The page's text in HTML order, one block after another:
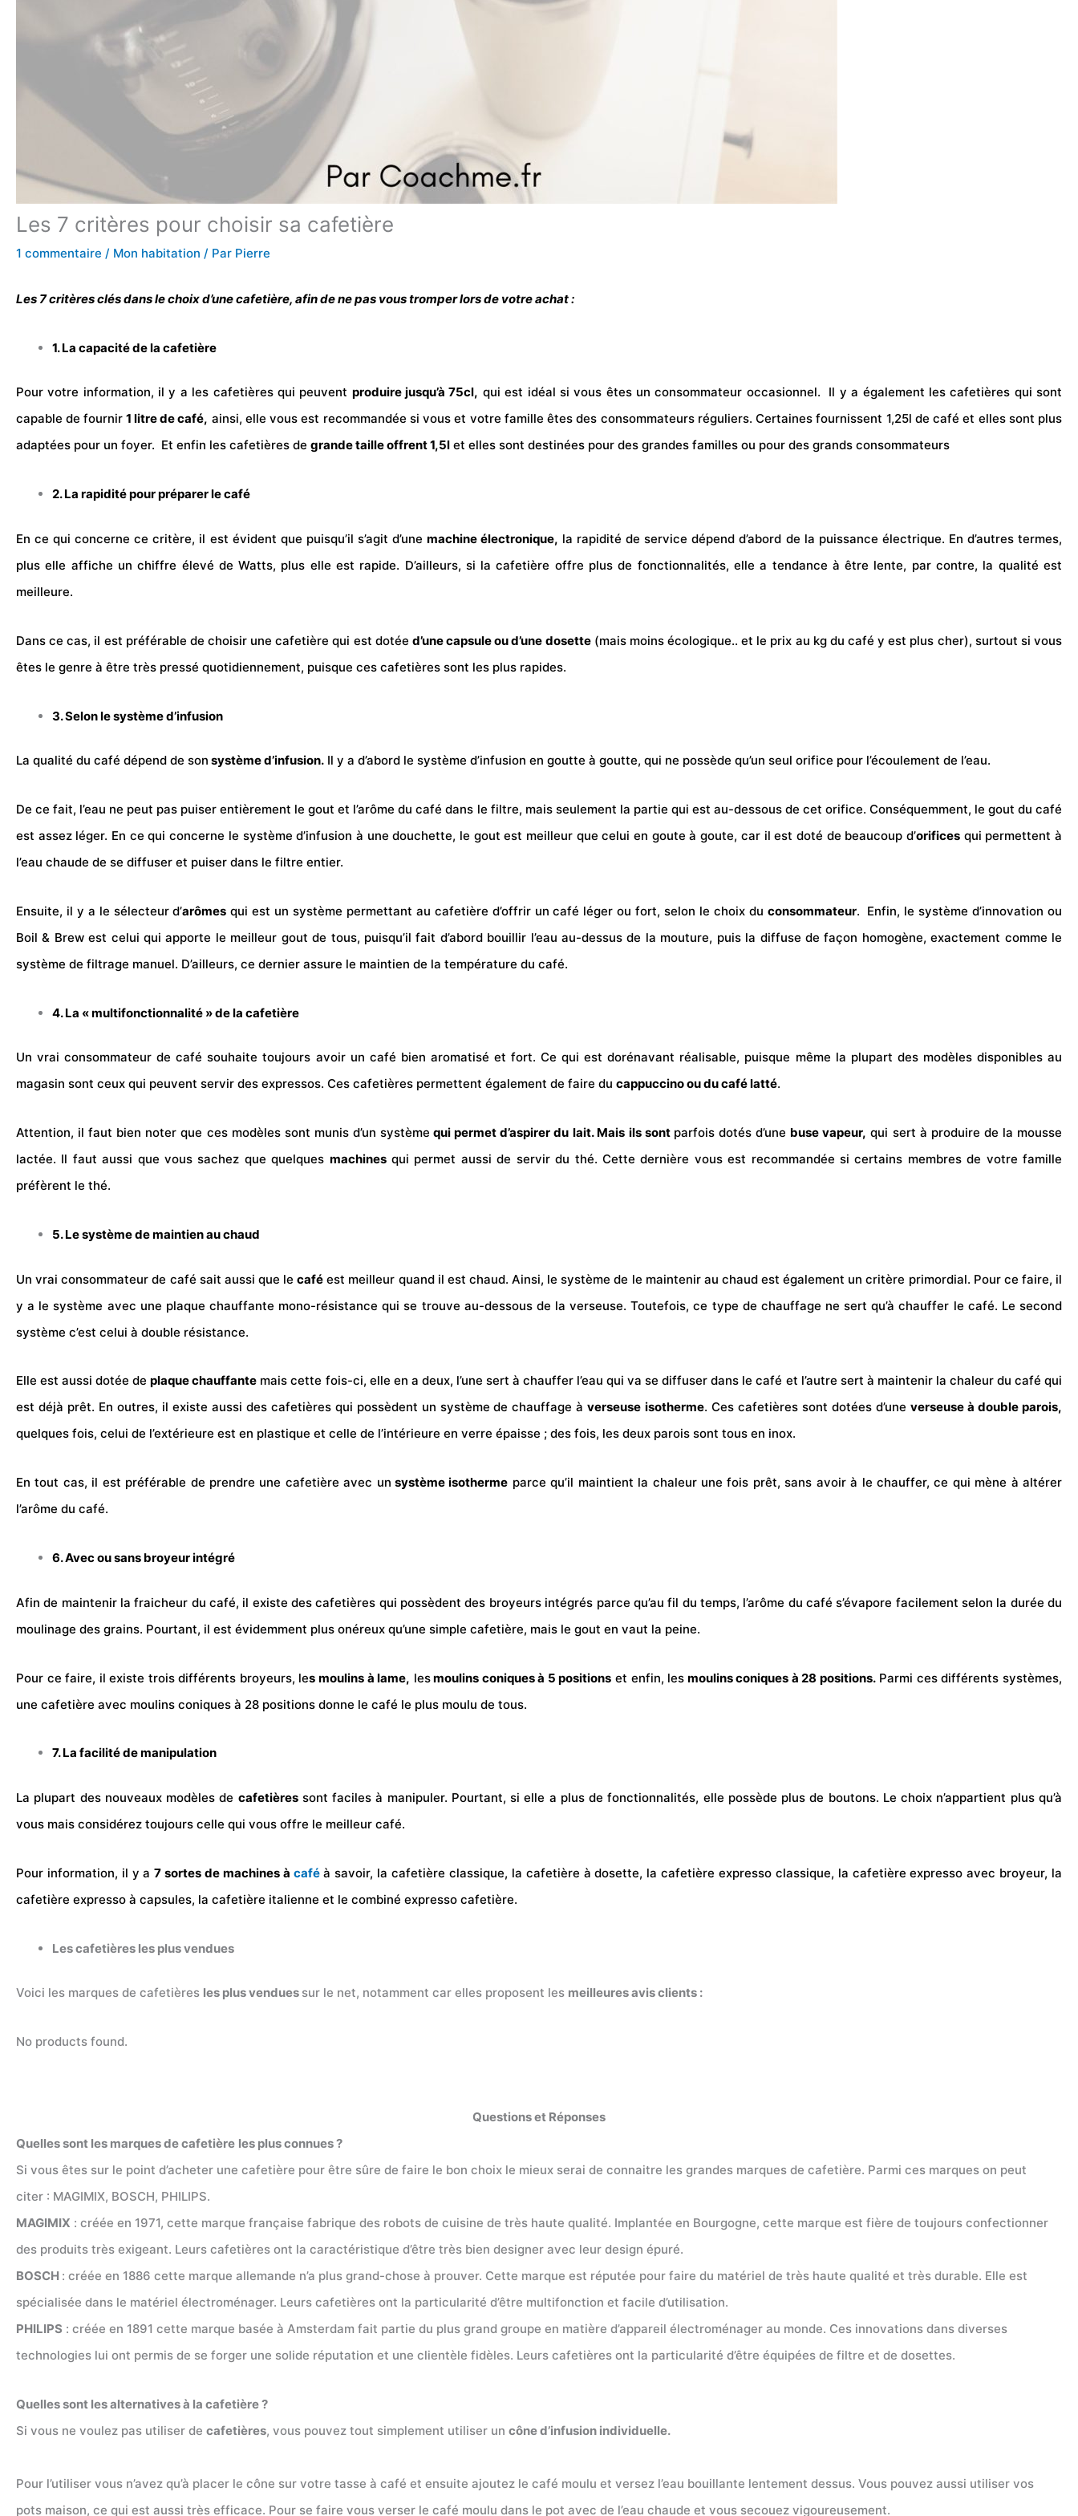
Les 7 critères pour choisir sa cafetière
1 commentaire / Mon habitation / Par Pierre
Les 7 critères clés dans le choix d’une cafetière, afin de ne pas vous tromper lors de votre achat :
1. La capacité de la cafetière
Pour votre information, il y a les cafetières qui peuvent produire jusqu’à 75cl, qui est idéal si vous êtes un consommateur occasionnel. Il y a également les cafetières qui sont
capable de fournir 1 litre de café, ainsi, elle vous est recommandée si vous et votre famille êtes des consommateurs réguliers. Certaines fournissent 1,25l de café et elles sont plus
adaptées pour un foyer. Et enfin les cafetières de grande taille offrent 1,5l et elles sont destinées pour des grandes familles ou pour des grands consommateurs
2. La rapidité pour préparer le café
En ce qui concerne ce critère, il est évident que puisqu’il s’agit d’une machine électronique, la rapidité de service dépend d’abord de la puissance électrique. En d’autres termes,
plus elle affiche un chiffre élevé de Watts, plus elle est rapide. D’ailleurs, si la cafetière offre plus de fonctionnalités, elle a tendance à être lente, par contre, la qualité est
meilleure.
Dans ce cas, il est préférable de choisir une cafetière qui est dotée d’une capsule ou d’une dosette(mais moins écologique.. et le prix au kg du café y est plus cher), surtout si vous
êtes le genre à être très pressé quotidiennement, puisque ces cafetières sont les plus rapides.
3. Selon le système d’infusion
La qualité du café dépend de son système d’infusion. Il y a d’abord le système d’infusion en goutte à goutte, qui ne possède qu’un seul orifice pour l’écoulement de l’eau.
De ce fait, l’eau ne peut pas puiser entièrement le gout et l’arôme du café dans le filtre, mais seulement la partie qui est au-dessous de cet orifice. Conséquemment, le gout du café
est assez léger. En ce qui concerne le système d’infusion à une douchette, le gout est meilleur que celui en goute à goute, car il est doté de beaucoup d’orificesqui permettent à
l’eau chaude de se diffuser et puiser dans le filtre entier.
Ensuite, il y a le sélecteur d’arômes qui est un système permettant au cafetière d’offrir un café léger ou fort, selon le choix du consommateur. Enfin, le système d’innovation ou
Boil & Brew est celui qui apporte le meilleur gout de tous, puisqu’il fait d’abord bouillir l’eau au-dessus de la mouture, puis la diffuse de façon homogène, exactement comme le
système de filtrage manuel. D’ailleurs, ce dernier assure le maintien de la température du café.
4. La « multifonctionnalité » de la cafetière
Un vrai consommateur de café souhaite toujours avoir un café bien aromatisé et fort. Ce qui est dorénavant réalisable, puisque même la plupart des modèles disponibles au
magasin sont ceux qui peuvent servir des expressos. Ces cafetières permettent également de faire du cappuccino ou du café latté.
Attention, il faut bien noter que ces modèles sont munis d’un système qui permet d’aspirer du lait. Mais ils sont parfois dotés d’une buse vapeur, qui sert à produire de la mousse
lactée. Il faut aussi que vous sachez que quelques machinesqui permet aussi de servir du thé. Cette dernière vous est recommandée si certains membres de votre famille
préfèrent le thé.
5. Le système de maintien au chaud
Un vrai consommateur de café sait aussi que lecafé est meilleur quand il est chaud. Ainsi, le système de le maintenir au chaud est également un critère primordial. Pour ce faire, il
y a le système avec une plaque chauffante mono-résistance qui se trouve au-dessous de la verseuse. Toutefois, ce type de chauffage ne sert qu’à chauffer le café. Le second
système c’est celui à double résistance.
Elle est aussi dotée deplaquechauffante mais cette fois-ci, elle en a deux, l’une sert à chauffer l’eau qui va se diffuser dans le café et l’autre sert à maintenir la chaleur du café qui
est déjà prêt. En outres, il existe aussi des cafetières qui possèdent un système de chauffage àverseuse isotherme. Ces cafetières sont dotées d’uneverseuse à double parois,
quelques fois, celui de l’extérieure est en plastique et celle de l’intérieure en verre épaisse ; des fois, les deux parois sont tous en inox.
En tout cas, il est préférable de prendre une cafetière avec un système isotherme parce qu’il maintient la chaleur une fois prêt, sans avoir à le chauffer, ce qui mène à altérer
l’arôme du café.
6. Avec ou sans broyeur intégré
Afin de maintenir la fraicheur du café, il existe des cafetières qui possèdent des broyeurs intégrés parce qu’au fil du temps, l’arôme du café s’évapore facilement selon la durée du
moulinage des grains. Pourtant, il est évidemment plus onéreux qu’une simple cafetière, mais le gout en vaut la peine.
Pour ce faire, il existe trois différents broyeurs, les moulins à lame, lesmoulins coniques à 5 positions et enfin, les moulins coniques à 28 positions.Parmi ces différents systèmes,
une cafetière avec moulins coniques à 28 positions donne le café le plus moulu de tous.
7. La facilité de manipulation
La plupart des nouveaux modèles de cafetièressont faciles à manipuler. Pourtant, si elle a plus de fonctionnalités, elle possède plus de boutons. Le choix n’appartient plus qu’à
vous mais considérez toujours celle qui vous offre le meilleur café.
Pour information, il y a7 sortes de machines à caféà savoir, la cafetière classique, la cafetière à dosette, la cafetière expresso classique, la cafetière expresso avec broyeur, la
cafetière expresso à capsules, la cafetière italienne et le combiné expresso cafetière.
Les cafetières les plus vendues
Voici les marques de cafetières les plus vendues sur le net, notamment car elles proposent les meilleures avis clients :
No products found.
Questions et Réponses
Quelles sont les marques de cafetière les plus connues ?
Si vous êtes sur le point d’acheter une cafetière pour être sûre de faire le bon choix le mieux serai de connaitre les grandes marques de cafetière. Parmi ces marques on peut
citer : MAGIMIX, BOSCH, PHILIPS.
MAGIMIX : créée en 1971, cette marque française fabrique des robots de cuisine de très haute qualité. Implantée en Bourgogne, cette marque est fière de toujours confectionner
des produits très exigeant. Leurs cafetières ont la caractéristique d’être très bien designer avec leur design épuré.
BOSCH : créée en 1886 cette marque allemande n’a plus grand-chose à prouver. Cette marque est réputée pour faire du matériel de très haute qualité et très durable. Elle est
spécialisée dans le matériel électroménager. Leurs cafetières ont la particularité d’être multifonction et facile d’utilisation.
PHILIPS : créée en 1891 cette marque basée à Amsterdam fait partie du plus grand groupe en matière d’appareil électroménager au monde. Ces innovations dans diverses
technologies lui ont permis de se forger une solide réputation et une clientèle fidèles. Leurs cafetières ont la particularité d’être équipées de filtre et de dosettes.
Quelles sont les alternatives à la cafetière ?
Si vous ne voulez pas utiliser de cafetières, vous pouvez tout simplement utiliser un cône d’infusion individuelle.
Pour l’utiliser vous n’avez qu’à placer le cône sur votre tasse à café et ensuite ajoutez le café moulu et versez l’eau bouillante lentement dessus. Vous pouvez aussi utiliser vos
pots maison, ce qui est aussi très efficace. Pour se faire vous verser le café moulu dans le pot avec de l’eau chaude et vous secouez vigoureusement.